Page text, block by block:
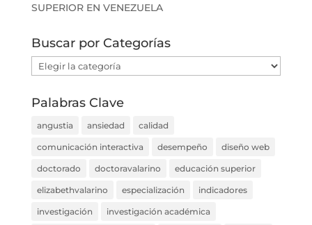
SUPERIOR EN VENEZUELA
Buscar por Categorías
Buscar
por
Categorías
Palabras Clave
angustia ansiedad calidad
comunicación interactiva desempeño diseño web
doctorado doctoravalarino educación superior
elizabethvalarino especialización indicadores
investigación investigación académica